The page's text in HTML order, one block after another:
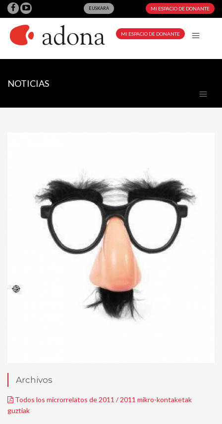
EUSKARA MI ESPACIO DE DONANTE
MI ESPACIO DE DONANTE
NOTICIAS
Archivos
Todos los microrrelatos de 2011 / 2011 mikro-kontaketak
guztiak